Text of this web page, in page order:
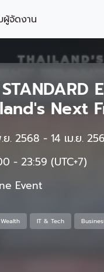
ผู้จัดงาน
Next
. 2568 - 14 เม.ย.
- 23:59 (UTC+7)
Event
IT & Tech